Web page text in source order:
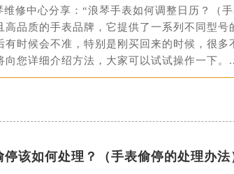
厦B座17层1707室（需提前预约）
写字楼A座10层1002室（需提前预约）
心东1幢20楼2002室（需提前预约）
街70号华润万象城写字楼（鄂尔多斯大厦）
州中心写字楼21层2102室（需提前预约）
际金融中心写字楼20层01室（需提前预约）
琴售后服务中心（需提前预约）
后服务中心（需提前预约）
维修中心分享：“浪琴手表如何调整日历？（
高品质的手表品牌，它提供了一系列不同型号
有时候会不准，特别是刚买回来的时候，很多
向您详细介绍方法，大家可以试试操作一下。
该如何处理？（手表偷停的处理办法